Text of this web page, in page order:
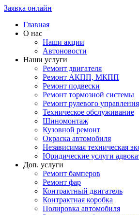
Заявка онлайн
Главная
О нас
Наши акции
Автоновости
Наши услуги
Ремонт двигателя
Ремонт АКПП, МКПП
Ремонт подвески
Ремонт тормозной системы
Ремонт рулевого управления
Техническое обслуживание
Шиномонтаж
Кузовной ремонт
Окраска автомобиля
Независимая техническая
Юридические услуги
Доп. услуги
Ремонт бамперов
Ремонт фар
Контрактный двигатель
Контрактная коробка
Полировка автомобиля